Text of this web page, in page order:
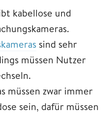
kabellose und
sind sehr
müssen Nutzer
müssen zwar immer
sein, dafür müssen